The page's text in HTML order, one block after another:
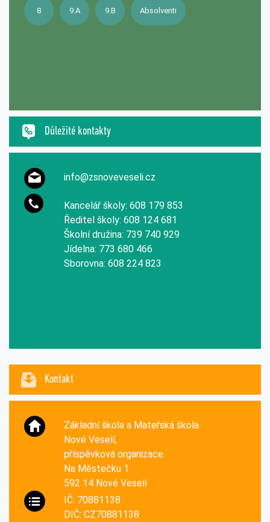
8 9.A 9.B Absolventi
Důležité kontakty
info@zsnoveveseli.cz
Kancelář školy: 608 179 853
Ředitel školy: 608 124 681
Školní družina: 739 740 929
Jídelna: 773 680 466
Sborovna: 608 224 823
Kontakt
Základní škola a Mateřská škola
Nové Veselí,
příspěvková organizace
Na Městečku 1
592 14 Nové Veselí
IČ: 70881138
DIČ: CZ70881138